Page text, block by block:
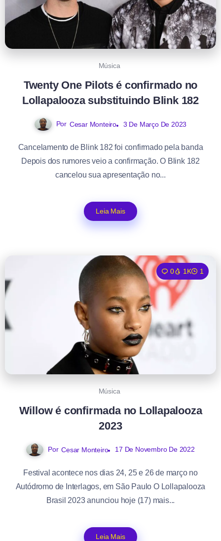
Música
Twenty One Pilots é confirmado no
Lollapalooza substituindo Blink 182
Por Cesar Monteiro 3 De Março De 2023
Cancelamento de Blink 182 foi confirmado pela banda
Depois dos rumores veio a confirmação. O Blink 182
cancelou sua apresentação no...
Leia Mais
0 1K 1
Música
Willow é confirmada no Lollapalooza
2023
Por Cesar Monteiro 17 De Novembro De 2022
Festival acontece nos dias 24, 25 e 26 de março no
Autódromo de Interlagos, em São Paulo O Lollapalooza
Brasil 2023 anunciou hoje (17) mais...
Leia Mais